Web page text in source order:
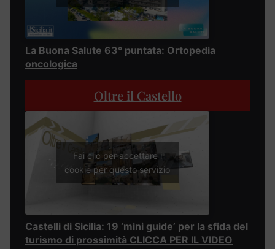
La Buona Salute 63° puntata: Ortopedia
oncologica
Oltre il Castello
Fai clic per accettare i
cookie per questo servizio
Castelli di Sicilia: 19 ‘mini guide’ per la sfida del
turismo di prossimità CLICCA PER IL VIDEO